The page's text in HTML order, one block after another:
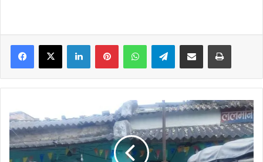
Facebook
X LinkedInPinterestWhatsAppTelegramShare via Email Print
के
सीमावर्ती
क्षेत्र